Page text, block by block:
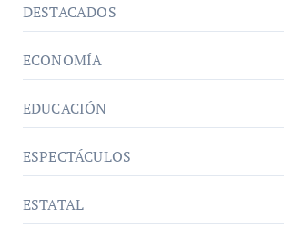
DESTACADOS
ECONOMÍA
EDUCACIÓN
ESPECTÁCULOS
ESTATAL